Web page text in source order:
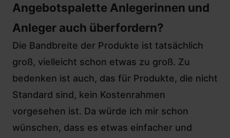
Angebotspalette Anlegerinnen und
Anleger auch überfordern?
Die Bandbreite der Produkte ist tatsächlich
groß, vielleicht schon etwas zu groß. Zu
bedenken ist auch, das für Produkte, die nicht
Standard sind, kein Kostenrahmen
vorgesehen ist. Da würde ich mir schon
wünschen, dass es etwas einfacher und